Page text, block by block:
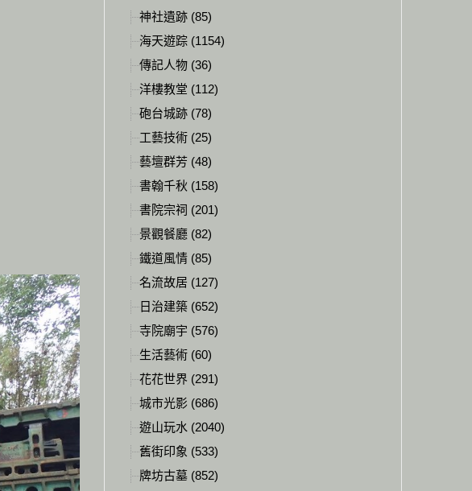
神社遺跡 (85)
海天遊踪 (1154)
傳記人物 (36)
洋樓教堂 (112)
砲台城跡 (78)
工藝技術 (25)
藝壇群芳 (48)
書翰千秋 (158)
書院宗祠 (201)
景觀餐廳 (82)
鐵道風情 (85)
名流故居 (127)
日治建築 (652)
寺院廟宇 (576)
生活藝術 (60)
花花世界 (291)
城市光影 (686)
遊山玩水 (2040)
舊街印象 (533)
牌坊古墓 (852)